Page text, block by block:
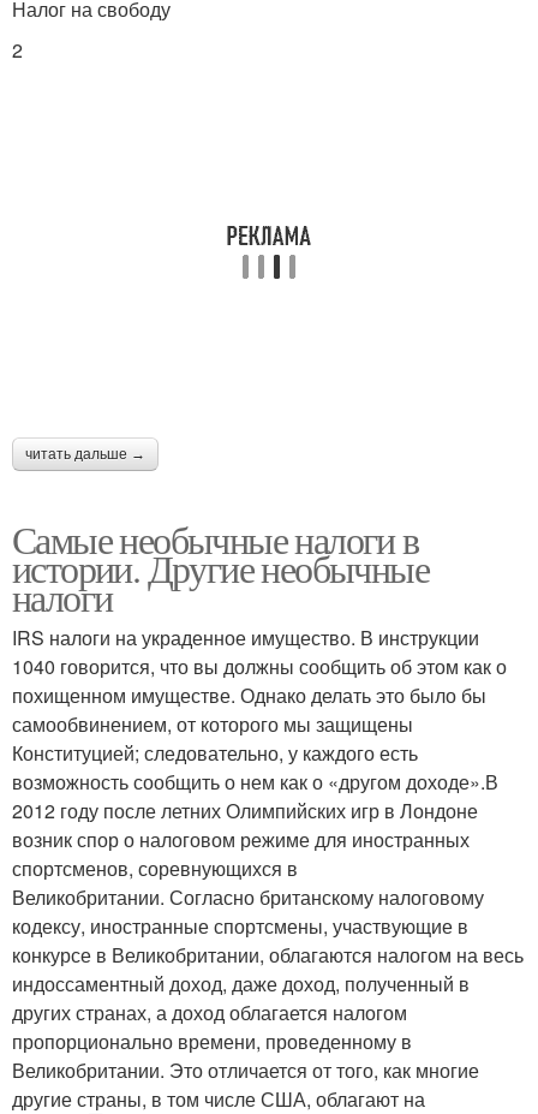
Налог на свободу
2
читать дальше →
Самые необычные налоги в
истории. Другие необычные
налоги
IRS налоги на украденное имущество. В инструкции
1040 говорится, что вы должны сообщить об этом как о
похищенном имуществе. Однако делать это было бы
самообвинением, от которого мы защищены
Конституцией; следовательно, у каждого есть
возможность сообщить о нем как о «другом доходе».В
2012 году после летних Олимпийских игр в Лондоне
возник спор о налоговом режиме для иностранных
спортсменов, соревнующихся в
Великобритании. Согласно британскому налоговому
кодексу, иностранные спортсмены, участвующие в
конкурсе в Великобритании, облагаются налогом на весь
индоссаментный доход, даже доход, полученный в
других странах, а доход облагается налогом
пропорционально времени, проведенному в
Великобритании. Это отличается от того, как многие
другие страны, в том числе США, облагают на